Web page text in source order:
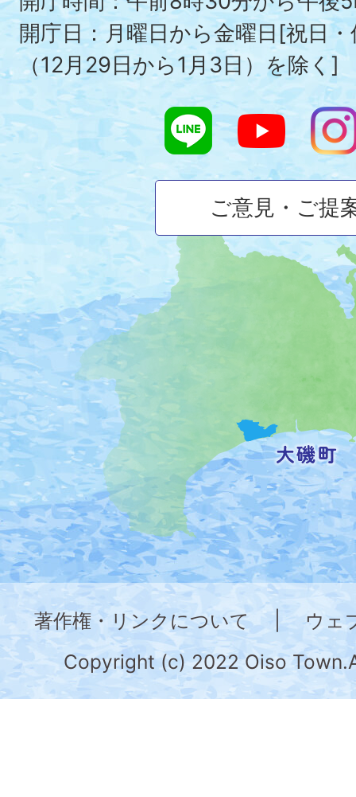
磯
町
の
位
置
を
記
し
た
地
図。
神
奈
川
県
の
開庁日：月曜日から金曜日[祝日
（12月29日から1月3日）を除く]
ご意見・ご提
著作権・リンクについて
ウェ
Copyright (c) 2022 Oiso